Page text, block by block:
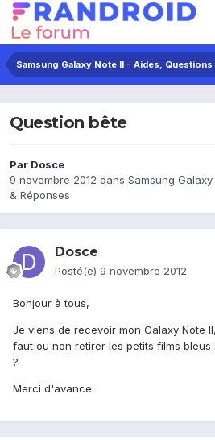
Samsung Galaxy Note II - Aides, Questions
Question bête
Par Dosce
9 novembre 2012 dans Samsung
& Réponses
Dosce
Posté(e) 9 novembre 2012
Bonjour à tous,
Je viens de recevoir mon Galaxy Note
faut ou non retirer les petits films bleus
?
Merci d'avance